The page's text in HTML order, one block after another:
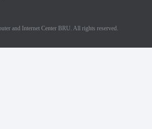
and Internet Center BRU. All rights reserved.